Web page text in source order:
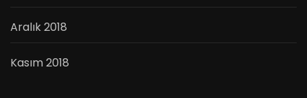
Aralık 2018
Kasım 2018